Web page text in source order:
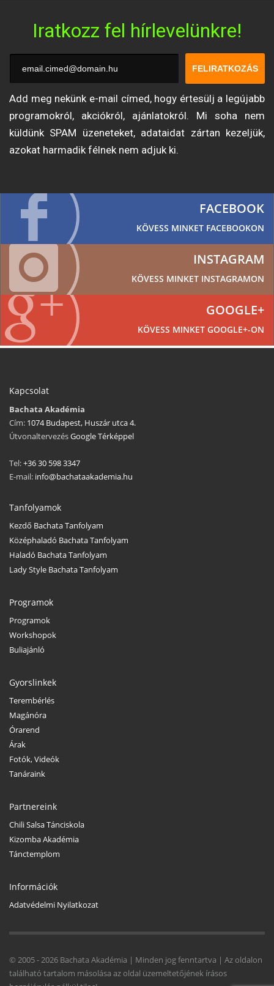
Iratkozz fel hírlevelünkre!
FELIRATKOZÁS
Add meg nekünk e-mail címed, hogy értesülj a legújabb
programokról, akciókról, ajánlatokról. Mi soha nem
küldünk SPAM üzeneteket, adataidat zártan kezeljük,
azokat harmadik félnek nem adjuk ki.
FACEBOOK
KÖVESS MINKET FACEBOOKON
INSTAGRAM
KÖVESS MINKET INSTAGRAMON
GOOGLE+
KÖVESS MINKET GOOGLE+-ON
Kapcsolat
Bachata Akadémia
Cím: 1074 Budapest, Huszár utca 4.
ÚtvonaltervezésGoogle Térképpel
Tel:+36 30 598 3347
E-mail: info@bachataakademia.hu
Tanfolyamok
Kezdő Bachata Tanfolyam
Középhaladó Bachata Tanfolyam
Haladó Bachata Tanfolyam
Lady Style Bachata Tanfolyam
Programok
Programok
Workshopok
Buliajánló
Gyorslinkek
Terembérlés
Magánóra
Órarend
Árak
Fotók, Videók
Tanáraink
Partnereink
Chili Salsa Tánciskola
Kizomba Akadémia
Tánctemplom
Információk
Adatvédelmi Nyilatkozat
© 2005 -2026 Bachata Akadémia | Minden jog fenntartva | Az oldalon
található tartalom másolása az oldal üzemeltetőjének írásos